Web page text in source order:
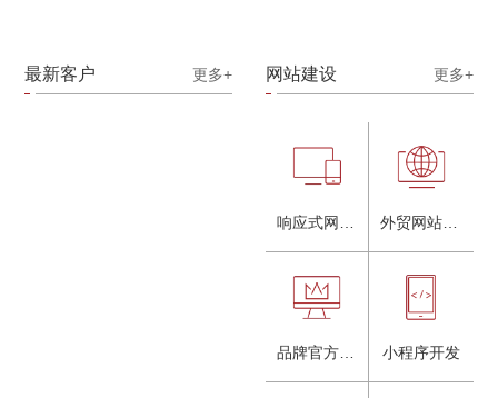
最新客户 更多+ 网站建设 更多+
小程序开发